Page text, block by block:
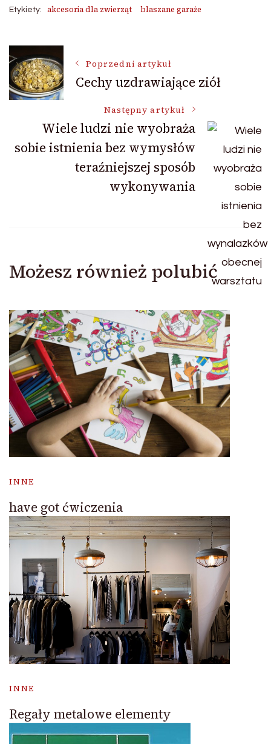
Etykiety: akcesoria dla zwierząt blaszane garaże
Nawigacja
wpisu
Poprzedni artykuł
Cechy uzdrawiające ziół
Następny artykuł
Wiele ludzi nie wyobraża
sobie istnienia bez wymysłów
teraźniejszej sposób
wykonywania
Możesz również polubić
INNE
have got ćwiczenia
INNE
Regały metalowe elementy